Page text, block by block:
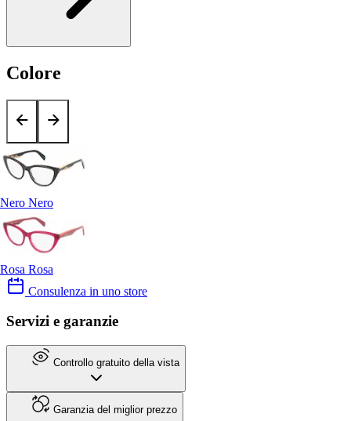
Colore
Nero Nero
Rosa Rosa
Consulenza in uno store
Servizi e garanzie
Controllo gratuito della vista
Garanzia del miglior prezzo